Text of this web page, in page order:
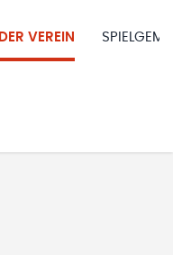
DER VEREIN